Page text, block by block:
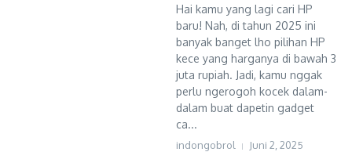
Hai kamu yang lagi cari HP
baru! Nah, di tahun 2025 ini
banyak banget lho pilihan HP
kece yang harganya di bawah 3
juta rupiah. Jadi, kamu nggak
perlu ngerogoh kocek dalam-
dalam buat dapetin gadget
ca...
indongobrol Juni 2, 2025